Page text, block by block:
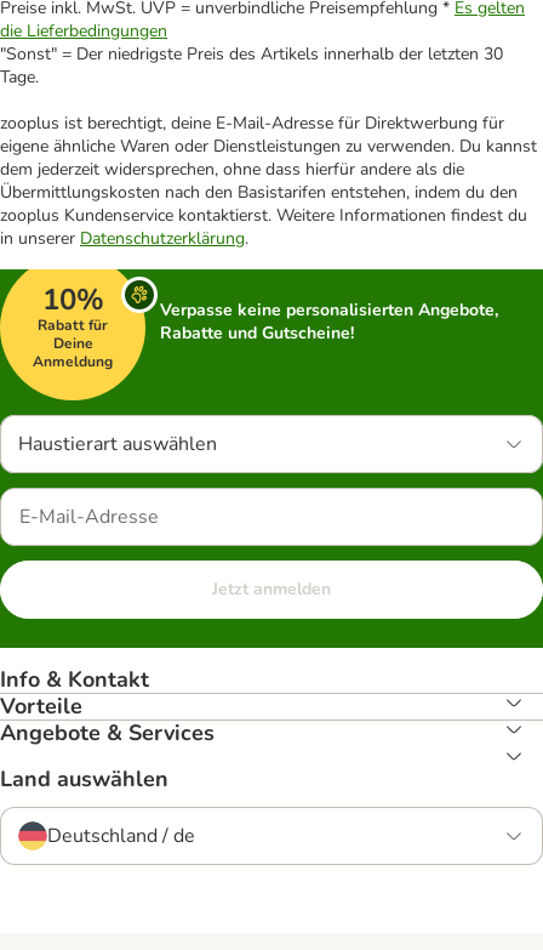
Preise inkl. MwSt. UVP = unverbindliche Preisempfehlung * Es gelten
die Lieferbedingungen
"Sonst" = Der niedrigste Preis des Artikels innerhalb der letzten 30
Tage.
zooplus ist berechtigt, deine E-Mail-Adresse für Direktwerbung für
eigene ähnliche Waren oder Dienstleistungen zu verwenden. Du kannst
dem jederzeit widersprechen, ohne dass hierfür andere als die
Übermittlungskosten nach den Basistarifen entstehen, indem du den
zooplus Kundenservice kontaktierst. Weitere Informationen findest du
in unserer Datenschutzerklärung.
10%
Rabatt für
Deine
Anmeldung
Verpasse keine personalisierten Angebote,
Rabatte und Gutscheine!
Haustierart auswählen
Jetzt anmelden
Info & Kontakt
Vorteile
Angebote & Services
Land auswählen
Deutschland / de